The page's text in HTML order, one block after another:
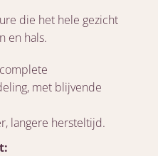
die het hele gezicht
en hals.
met blijvende
langere hersteltijd.